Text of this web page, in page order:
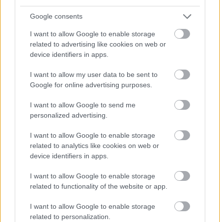
Google consents
I want to allow Google to enable storage
related to advertising like cookies on web or
device identifiers in apps.
I want to allow my user data to be sent to
Google for online advertising purposes.
I want to allow Google to send me
personalized advertising.
I want to allow Google to enable storage
related to analytics like cookies on web or
device identifiers in apps.
I want to allow Google to enable storage
related to functionality of the website or app.
I want to allow Google to enable storage
related to personalization.
Műemlék Komolyzene
AZ EMBERSÉG ÜNNEPE
„NEM TÖBB EZER EMBERRE UTAZUNK, HANEM